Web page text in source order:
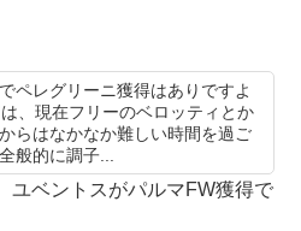
ペレグリーニ獲得はありですよ
、現在フリーのベロッティとか
らはなかなか難しい時間を過ご
般的に調子...
ベントスがパルマFW獲得で